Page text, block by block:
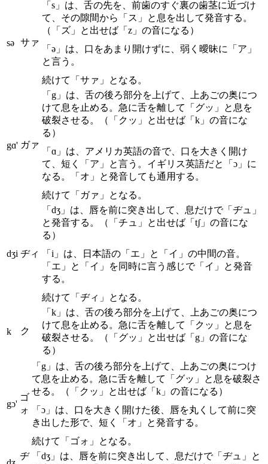
sə サァ
「s」は、舌の先を、前歯のすぐ裏の歯茎に近づけ
て、その隙間から「ス」と息を出して発音する。
（「ズ」と出せば「z」の音になる）
「ə」は、口をあまり開けずに、弱く曖昧に「ア」
と言う。
続けて「サァ」となる。
gɑ' ガァ
「g」は、舌の後ろ部分を上げて、上あごの奥につ
けて息を止める。急に舌を離して「グッ」と息を
破裂させる。（「クッ」と出せば「k」の音にな
る）
「ɑ」は、アメリカ英語の音で、口を大きく開け
て、短く「ア」と言う。イギリス英語だと「ɔ」に
なる。「オ」と発音しても通用する。
続けて「ガァ」となる。
dʒi ヂィ
「dʒ」は、唇を前に突き出して、息だけで「ヂュ」
と発音する。（「チュ」と出せば「tʃ」の音にな
る）
「i」は、日本語の「エ」と「イ」の中間の音。
「エ」と「イ」を同時に言う感じで「イ」と発音
する。
続けて「ヂィ」となる。
k ク
「k」は、舌の後ろ部分を上げて、上あごの奥につ
けて息を止める。急に舌を離して「クッ」と息を
破裂させる。（「グッ」と出せば「g」の音にな
る）
gɔ'
ゴ
ォ
「g」は、舌の後ろ部分を上げて、上あごの奥につけ
て息を止める。急に舌を離して「グッ」と息を破裂さ
せる。（「クッ」と出せば「k」の音になる）
「ɔ」は、口を大きく開けた後、唇を丸くして前に突
き出した形で、短く「オ」と発音する。
続けて「ゴォ」となる。
ヂ
「dʒ」は、唇を前に突き出して、息だけで「ヂュ」と